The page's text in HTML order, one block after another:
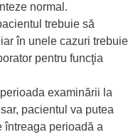
normal.
trebuie să
în unele cazuri trebuie
pentru funcţia
examinării la
pacientul va putea
întreaga perioadă a